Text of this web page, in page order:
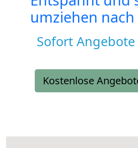
umziehen nach
Sofort
Kostenlose